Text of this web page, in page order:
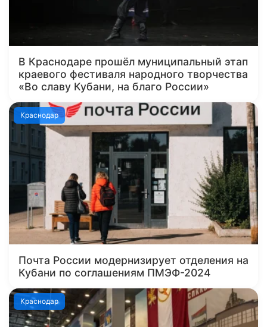
В Краснодаре прошёл муниципальный этап
краевого фестиваля народного творчества
«Во славу Кубани, на благо России»
Краснодар
Почта России модернизирует отделения на
Кубани по соглашениям ПМЭФ-2024
Краснодар